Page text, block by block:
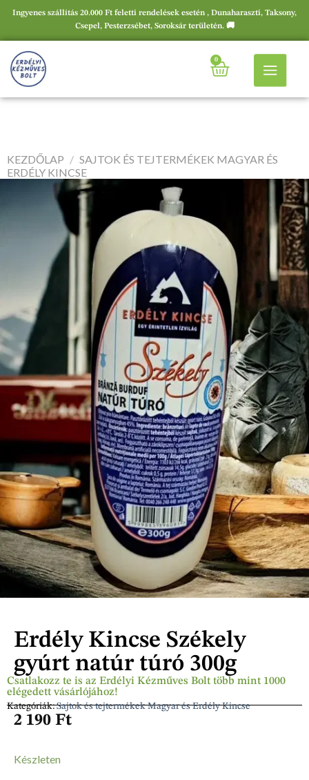
Ingyenes szállítás 20.000 Ft feletti rendelések esetén , Dunaharaszti, Taksony,
Csepel, Pesterzsébet, Soroksár területén. 🚚
0
Csatlakozz te is az Erdélyi Kézműves Bolt több mint 1000
elégedett vásárlójához!
Kategóriák:Sajtok és tejtermékek Magyar és Erdély Kincse
Erdély Kincse Székely
gyúrt natúr túró 300g
2 190 Ft
Készleten
KEZDŐLAP / SAJTOK ÉS TEJTERMÉKEK MAGYAR ÉS
ERDÉLY KINCSE